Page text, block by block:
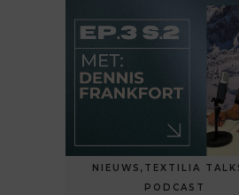
NIEUWS , TEXTILIA
PODCAST